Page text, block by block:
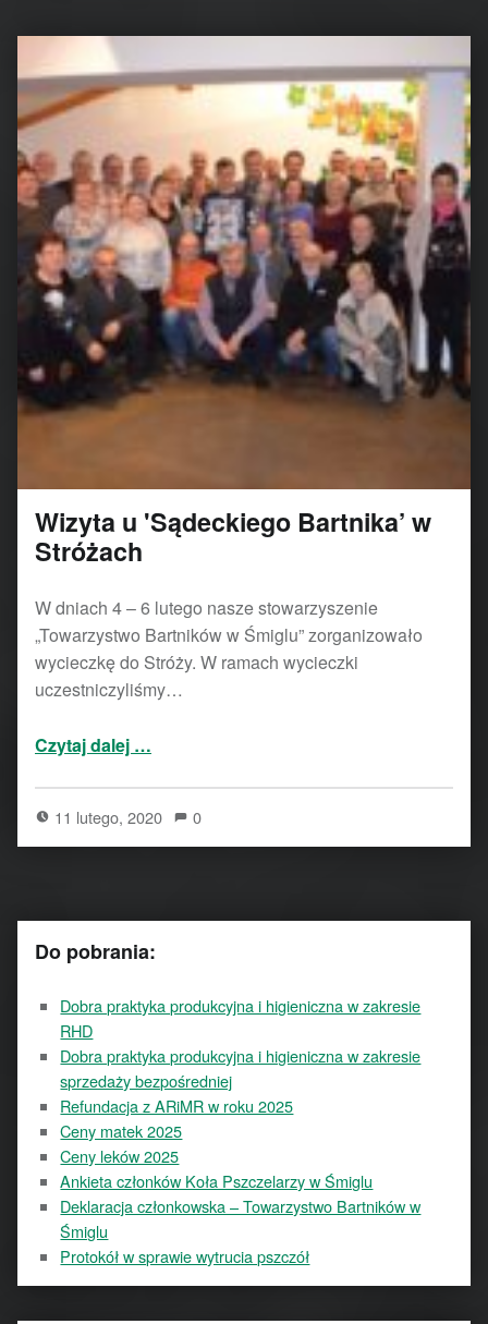
Wizyta u 'Sądeckiego Bartnika’ w
Stróżach
W dniach 4 – 6 lutego nasze stowarzyszenie
„Towarzystwo Bartników w Śmiglu” zorganizowało
wycieczkę do Stróży. W ramach wycieczki
uczestniczyliśmy…
Czytaj dalej …
11 lutego, 2020 0
Do pobrania:
Dobra praktyka produkcyjna i higieniczna w zakresie
RHD
Dobra praktyka produkcyjna i higieniczna w zakresie
sprzedaży bezpośredniej
Refundacja z ARiMR w roku 2025
Ceny matek 2025
Ceny leków 2025
Ankieta członków Koła Pszczelarzy w Śmiglu
Deklaracja członkowska – Towarzystwo Bartników w
Śmiglu
Protokół w sprawie wytrucia pszczół